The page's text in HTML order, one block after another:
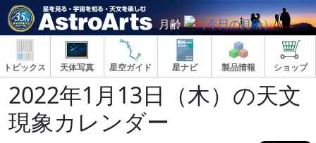
月齢
トピックス 天体写真 星空ガイド 星ナビ 製品情報 ショップ
2022年1月13日（木）の天文
現象カレンダー